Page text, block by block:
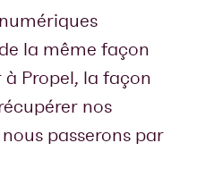
la même façon
à Propel, la façon
nos
passerons par